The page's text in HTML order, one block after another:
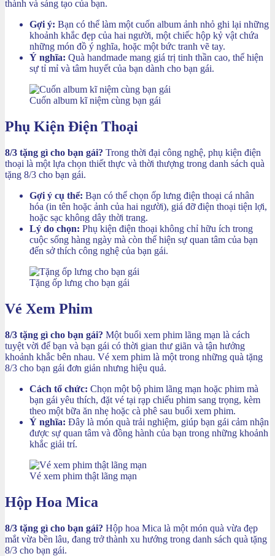
thành và sáng tạo của bạn.
Gợi ý: Bạn có thể làm một cuốn album ảnh nhỏ ghi lại những
khoảnh khắc đẹp của hai người, một chiếc hộp kỷ vật chứa
những món đồ ý nghĩa, hoặc một bức tranh vẽ tay.
Ý nghĩa: Quà handmade mang giá trị tinh thần cao, thể hiện
sự tỉ mỉ và tâm huyết của bạn dành cho bạn gái.
Cuốn album kĩ niệm cùng bạn gái
Phụ Kiện Điện Thoại
8/3 tặng gì cho bạn gái? Trong thời đại công nghệ, phụ kiện điện
thoại là một lựa chọn thiết thực và thời thượng trong danh sách quà
tặng 8/3 cho bạn gái.
Gợi ý cụ thể: Bạn có thể chọn ốp lưng điện thoại cá nhân
hóa (in tên hoặc ảnh của hai người), giá đỡ điện thoại tiện lợi,
hoặc sạc không dây thời trang.
Lý do chọn: Phụ kiện điện thoại không chỉ hữu ích trong
cuộc sống hàng ngày mà còn thể hiện sự quan tâm của bạn
đến sở thích công nghệ của bạn gái.
Tặng ốp lưng cho bạn gái
Vé Xem Phim
8/3 tặng gì cho bạn gái? Một buổi xem phim lãng mạn là cách
tuyệt vời để bạn và bạn gái có thời gian thư giãn và tận hưởng
khoảnh khắc bên nhau. Vé xem phim là một trong những quà tặng
8/3 cho bạn gái đơn giản nhưng hiệu quả.
Cách tổ chức: Chọn một bộ phim lãng mạn hoặc phim mà
bạn gái yêu thích, đặt vé tại rạp chiếu phim sang trọng, kèm
theo một bữa ăn nhẹ hoặc cà phê sau buổi xem phim.
Ý nghĩa: Đây là món quà trải nghiệm, giúp bạn gái cảm nhận
được sự quan tâm và đồng hành của bạn trong những khoảnh
khắc giải trí.
Vé xem phim thật lãng mạn
Hộp Hoa Mica
8/3 tặng gì cho bạn gái? Hộp hoa Mica là một món quà vừa đẹp
mắt vừa bền lâu, đang trở thành xu hướng trong danh sách quà tặng
8/3 cho bạn gái.